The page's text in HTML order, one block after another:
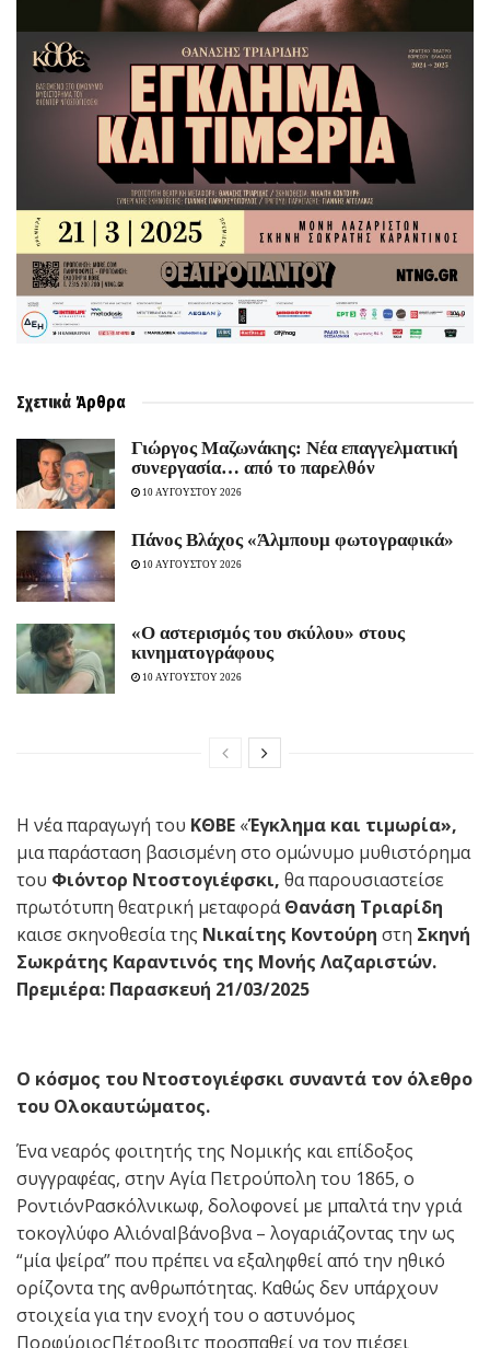
Σχετικά Άρθρα
Γιώργος Μαζωνάκης: Νέα επαγγελματική
συνεργασία… από το παρελθόν
10 ΑΥΓΟΥΣΤΟΥ 2026
Πάνος Βλάχος «Άλμπουμ φωτογραφικά»
10 ΑΥΓΟΥΣΤΟΥ 2026
«Ο αστερισμός του σκύλου» στους
κινηματογράφους
10 ΑΥΓΟΥΣΤΟΥ 2026
Η νέα παραγωγή του ΚΘΒΕ «Έγκλημα και τιμωρία»,
μια παράσταση βασισμένη στο ομώνυμο μυθιστόρημα
του Φιόντορ Ντοστογιέφσκι, θα παρουσιαστείσε
πρωτότυπη θεατρική μεταφοράΘανάση Τριαρίδη
καισε σκηνοθεσία της Νικαίτης Κοντούρη στη Σκηνή
Σωκράτης Καραντινός της Μονής Λαζαριστών.
Πρεμιέρα: Παρασκευή 21/03/2025
Ο κόσμος του Ντοστογιέφσκι συναντά τον όλεθρο
του Ολοκαυτώματος.
Ένα νεαρός φοιτητής της Νομικής και επίδοξος
συγγραφέας, στην Αγία Πετρούπολη του 1865, ο
ΡοντιόνΡασκόλνικωφ, δολοφονεί με μπαλτά την γριά
τοκογλύφο ΑλιόναΙβάνοβνα – λογαριάζοντας την ως
“μία ψείρα” που πρέπει να εξαληφθεί από την ηθικό
ορίζοντα της ανθρωπότητας. Καθώς δεν υπάρχουν
στοιχεία για την ενοχή του ο αστυνόμος
ΠορφύριοςΠέτροβιτς προσπαθεί να τον πιέσει